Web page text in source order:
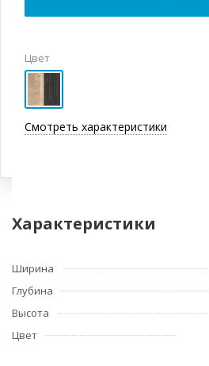
Цвет
Смотреть характеристики
Характеристики
Ширина
Глубина
Высота
Цвет